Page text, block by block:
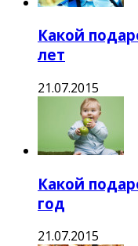
Какой
лет
21.07.2015
Какой
год
21.07.2015